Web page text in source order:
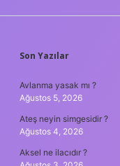
SIDEBAR
Son Yazılar
Avlanma yasak mı ?
Ağustos 5, 2026
Ateş neyin simgesidir ?
Ağustos 4, 2026
Aksel ne ilacıdır ?